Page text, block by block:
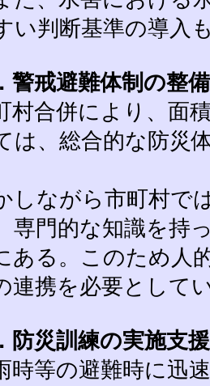
い判断基準の導入
警戒避難体制の整
合併により、面
は、総合的な防災
ながら市町村で
専門的な知識を持
ある。このため人
連携を必要として
防災訓練の実施支
等の避難時に迅